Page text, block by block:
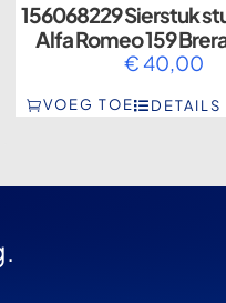
156068229 Sierstuk
Alfa Romeo 159
€40,00
VOEG TOE DETAILS